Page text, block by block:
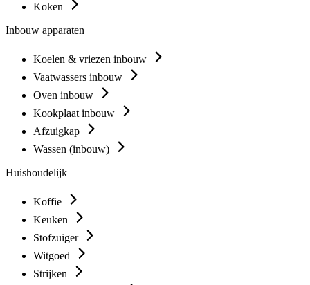
Koken
Inbouw apparaten
Koelen & vriezen inbouw
Vaatwassers inbouw
Oven inbouw
Kookplaat inbouw
Afzuigkap
Wassen (inbouw)
Huishoudelijk
Koffie
Keuken
Stofzuiger
Witgoed
Strijken